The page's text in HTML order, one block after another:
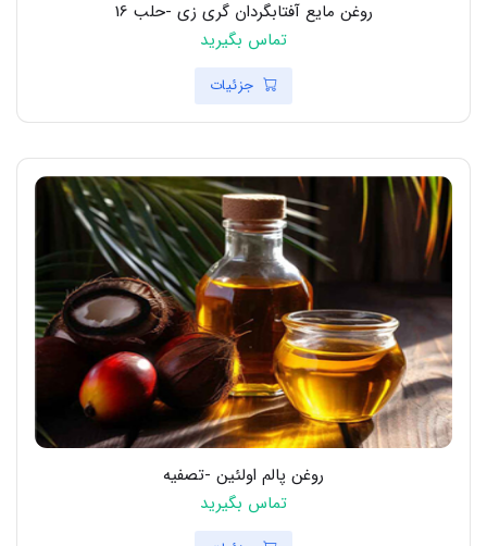
روغن مایع آفتابگردان گری زی -حلب 16
تماس بگیرید
جزئیات
روغن پالم اولئین -تصفیه
تماس بگیرید